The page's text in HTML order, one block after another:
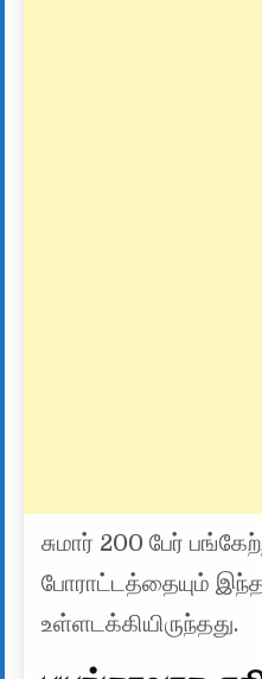
சுமார் 200 பேர்
போராட்டத்தையும்
உள்ளடக்கியிருந்தது.